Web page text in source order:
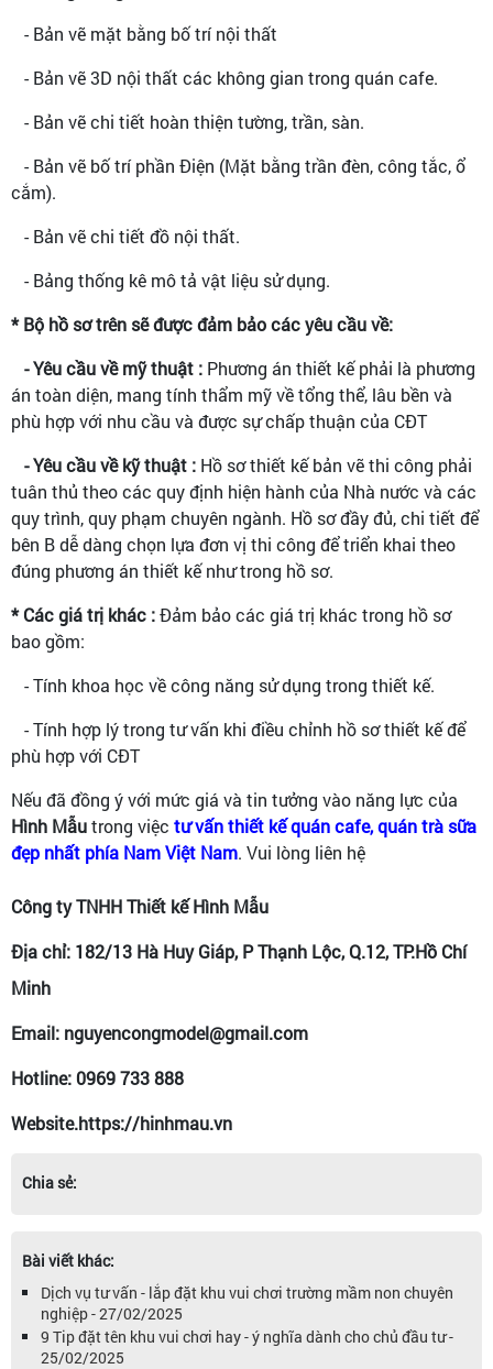
- Bản vẽ mặt bằng bố trí nội thất
- Bản vẽ 3D nội thất các không gian trong quán cafe.
- Bản vẽ chi tiết hoàn thiện tường, trần, sàn.
- Bản vẽ bố trí phần Điện (Mặt bằng trần đèn, công tắc, ổ
cắm).
- Bản vẽ chi tiết đồ nội thất.
- Bảng thống kê mô tả vật liệu sử dụng.
* Bộ hồ sơ trên sẽ được đảm bảo các yêu cầu về:
- Yêu cầu về mỹ thuật : Phương án thiết kế phải là phương
án toàn diện, mang tính thẩm mỹ về tổng thể, lâu bền và
phù hợp với nhu cầu và được sự chấp thuận của CĐT
- Yêu cầu về kỹ thuật : Hồ sơ thiết kế bản vẽ thi công phải
tuân thủ theo các quy định hiện hành của Nhà nước và các
quy trình, quy phạm chuyên ngành. Hồ sơ đầy đủ, chi tiết để
bên B dễ dàng chọn lựa đơn vị thi công để triển khai theo
đúng phương án thiết kế như trong hồ sơ.
* Các giá trị khác :Đảm bảo các giá trị khác trong hồ sơ
bao gồm:
- Tính khoa học về công năng sử dụng trong thiết kế.
- Tính hợp lý trong tư vấn khi điều chỉnh hồ sơ thiết kế để
phù hợp với CĐT
Nếu đã đồng ý với mức giá và tin tưởng vào năng lực của
Hình Mẫutrong việc tư vấn thiết kế quán cafe, quán trà sữa
đẹp nhất phía Nam Việt Nam. Vui lòng liên hệ
Công ty TNHH Thiết kế Hình Mẫu
Địa chỉ: 182/13 Hà Huy Giáp, P Thạnh Lộc, Q.12, TP.Hồ Chí
Minh
Email: nguyencongmodel@gmail.com
Hotline: 0969 733 888
Website.https://hinhmau.vn
Chia sẻ:
Bài viết khác:
Dịch vụ tư vấn - lắp đặt khu vui chơi trường mầm non chuyên
nghiệp - 27/02/2025
9 Tip đặt tên khu vui chơi hay - ý nghĩa dành cho chủ đầu tư -
25/02/2025